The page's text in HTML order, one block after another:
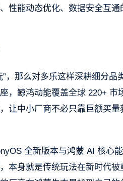
性能动态优化、数据安全互
，那么对多乐这样深耕细分
，鲸鸿动能覆盖全球 220+
让中小厂商不必只靠巨额买
全新版本与鸿蒙 AI 核心
本身就是传统玩法在新时代